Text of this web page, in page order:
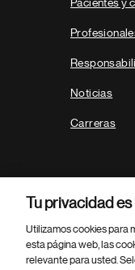
Pacientes y
Noticias
Carreras
Parte
© 2026
Tu privacidad
Utilizamos cookies para
esta página web, las
relevante para usted.